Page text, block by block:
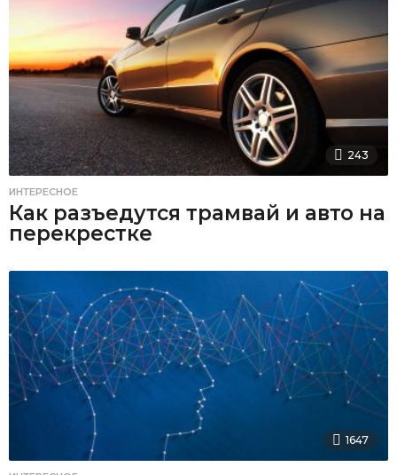
243
ИНТЕРЕСНОЕ
Как разъедутся трамвай и авто на
перекрестке
1647